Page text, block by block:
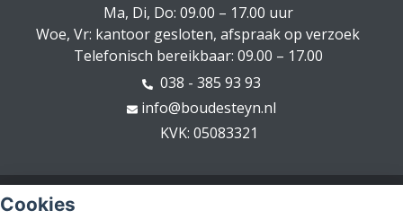
Cookies
Ma, Di, Do: 09.00 – 17.00 uur
Woe, Vr: kantoor gesloten, afspraak op verzoek
Telefonisch bereikbaar: 09.00 – 17.00
038 - 385 93 93
info@boudesteyn.nl
KVK: 05083321